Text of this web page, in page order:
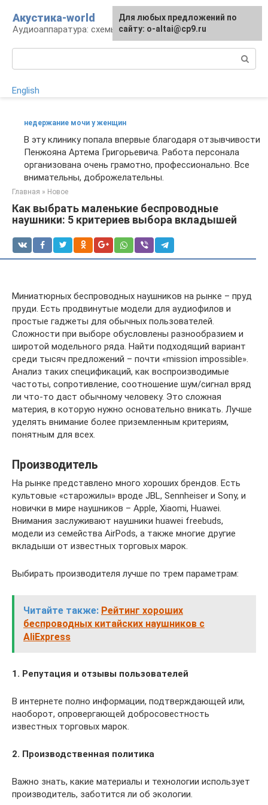
контенту
Акустика-world
Аудиоаппаратура: схемы и работа
English
недержание мочи у женщин
В эту клинику попала впервые благодаря отзывчивости
Пенжояна Артема Григорьевича. Работа персонала
организована очень грамотно, профессионально. Все
внимательны, доброжелательны.
Главная » Новое
Как выбрать маленькие беспроводные
наушники: 5 критериев выбора вкладышей
Миниатюрных беспроводных наушников на рынке – пруд
пруди. Есть продвинутые модели для аудиофилов и
простые гаджеты для обычных пользователей.
Сложности при выборе обусловлены разнообразием и
широтой модельного ряда. Найти подходящий вариант
среди тысяч предложений – почти «mission impossible».
Анализ таких спецификаций, как воспроизводимые
частоты, сопротивление, соотношение шум/сигнал вряд
ли что-то даст обычному человеку. Это сложная
материя, в которую нужно основательно вникать. Лучше
уделять внимание более приземленным критериям,
понятным для всех.
Производитель
На рынке представлено много хороших брендов. Есть
культовые «старожилы» вроде JBL, Sennheiser и Sony, и
новички в мире наушников – Apple, Xiaomi, Huawei.
Внимания заслуживают наушники huawei freebuds,
модели из семейства AirPods, а также многие другие
вкладыши от известных торговых марок.
Выбирать производителя лучше по трем параметрам:
Читайте также: Рейтинг хороших
беспроводных китайских наушников с
AliExpress
1. Репутация и отзывы пользователей
В интернете полно информации, подтверждающей или,
наоборот, опровергающей добросовестность
известных торговых марок.
2. Производственная политика
Важно знать, какие материалы и технологии использует
производитель, заботится ли об экологии.
Для любых предложений по
сайту: o-altai@cp9.ru